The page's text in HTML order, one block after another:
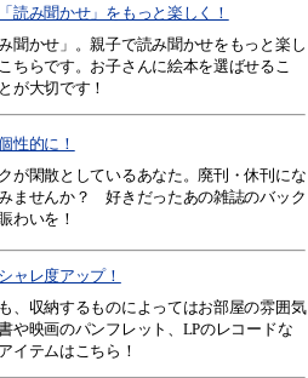
読み聞かせ」をもっと楽しく！
聞かせ」。親子で読み聞かせをもっと楽し
ちらです。お子さんに絵本を選ばせるこ
が大切です！
性的に！
が閑散としているあなた。廃刊・休刊にな
ませんか？ 好きだったあの雑誌のバック
わいを！
ャレ度アップ！
、収納するものによってはお部屋の雰囲気
や映画のパンフレット、LPのレコードな
イテムはこちら！